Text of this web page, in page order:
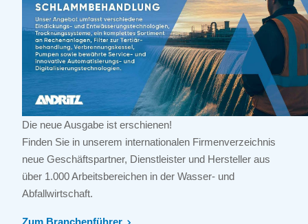
Die neue Ausgabe ist erschienen!
Finden Sie in unserem internationalen Firmenverzeichnis
neue Geschäftspartner, Dienstleister und Hersteller aus
über 1.000 Arbeitsbereichen in der Wasser- und
Abfallwirtschaft.
Zum Branchenführer